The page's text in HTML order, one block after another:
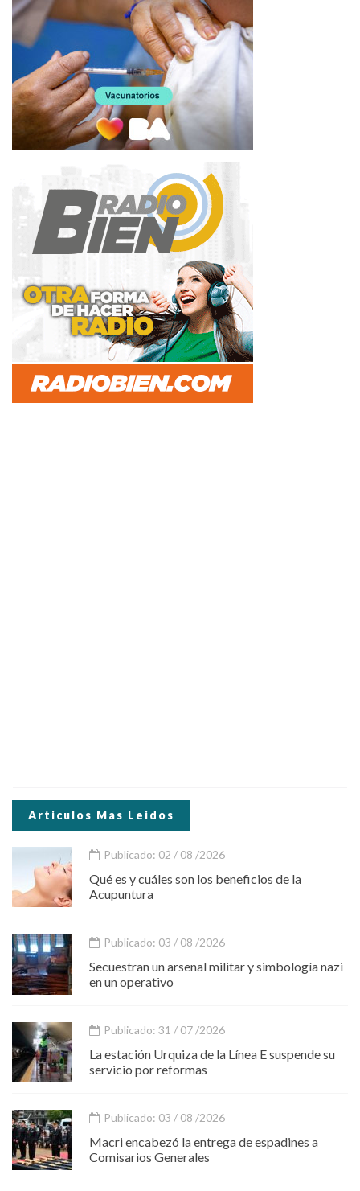
Articulos Mas Leidos
Publicado: 02 / 08 /2026
Qué es y cuáles son los beneficios de la
Acupuntura
Publicado: 03 / 08 /2026
Secuestran un arsenal militar y simbología nazi
en un operativo
Publicado: 31 / 07 /2026
La estación Urquiza de la Línea E suspende su
servicio por reformas
Publicado: 03 / 08 /2026
Macri encabezó la entrega de espadines a
Comisarios Generales